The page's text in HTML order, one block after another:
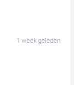
1 week geleden